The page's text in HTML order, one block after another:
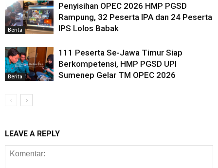
Berita
Penyisihan OPEC 2026 HMP PGSD
Rampung, 32 Peserta IPA dan 24 Peserta
IPS Lolos Babak
Berita
111 Peserta Se-Jawa Timur Siap
Berkompetensi, HMP PGSD UPI
Sumenep Gelar TM OPEC 2026
LEAVE A REPLY